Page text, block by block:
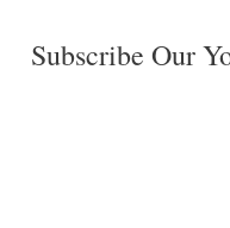
Subscribe Our